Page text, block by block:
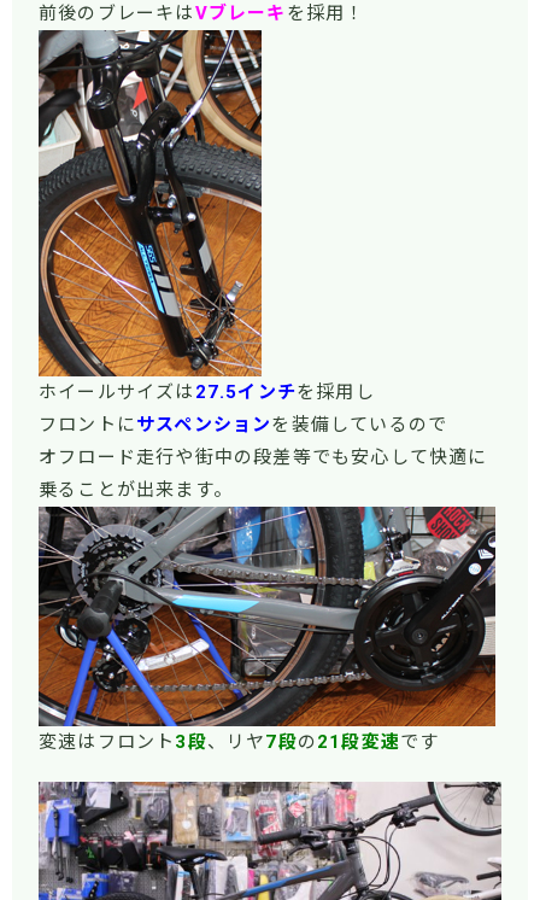
前後のブレーキはVブレーキ を採用！
ホイールサイズは 27.5インチを採用し
フロントにサスペンションを装備しているので
オフロード走行や街中の段差等でも安心して快適に
乗ることが出来ます。
変速はフロント 3段、リヤ7段の 21段変速です